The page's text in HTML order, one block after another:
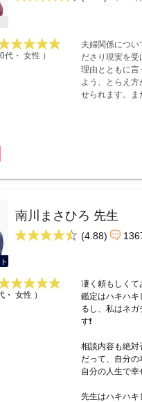
代・ 女性 ）
夫婦関係につい
ださり現実を
理由とともに
よう、とらえ
せられます。ま
南川まさひろ 先生
(4.88)
女性 ）
凄く頼もしくて
鑑定はハキハキ
るし、私はネ
す❗
相談内容も絶対
だって、自分の
自分の人生で幸
先生はハキハキ